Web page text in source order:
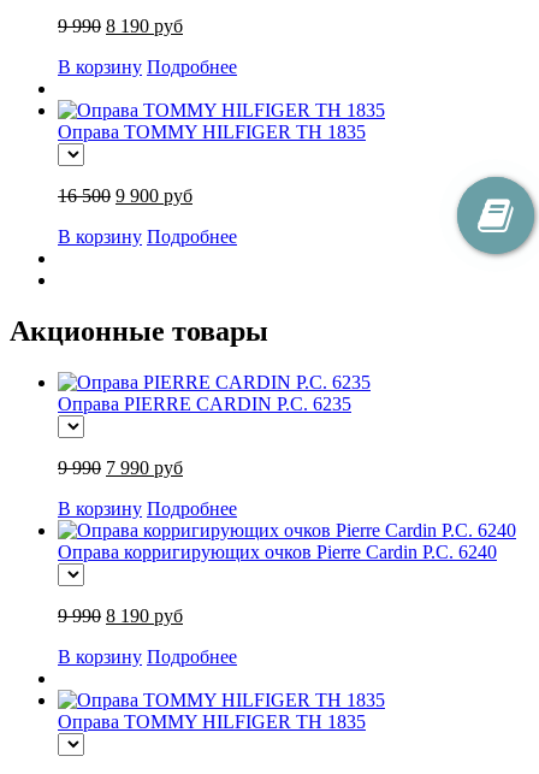
9 990 8 190 руб
В корзину Подробнее
Оправа TOMMY HILFIGER TH 1835
16 500 9 900 руб
В корзину Подробнее
Акционные товары
Оправа PIERRE CARDIN P.C. 6235
9 990 7 990 руб
В корзину Подробнее
Оправа корригирующих очков Pierre Cardin P.C. 6240
9 990 8 190 руб
В корзину Подробнее
Оправа TOMMY HILFIGER TH 1835